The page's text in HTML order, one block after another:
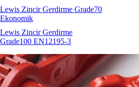
Lewis Zincir Gerdirme Grade70
Ekonomik
Lewis Zincir Gerdirme
Grade100 EN12195-3